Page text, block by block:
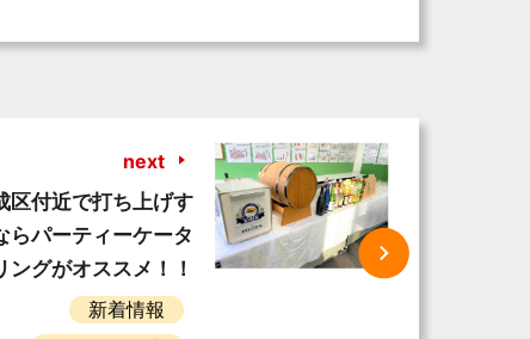
next
区付近で打ち上げす
らパーティーケータ
ングがオススメ！！
新着情報